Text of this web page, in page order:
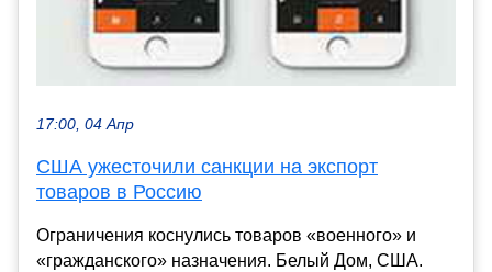
17:00, 04 Апр
США ужесточили санкции на экспорт
товаров в Россию
Ограничения коснулись товаров «военного» и
«гражданского» назначения. Белый Дом, США.